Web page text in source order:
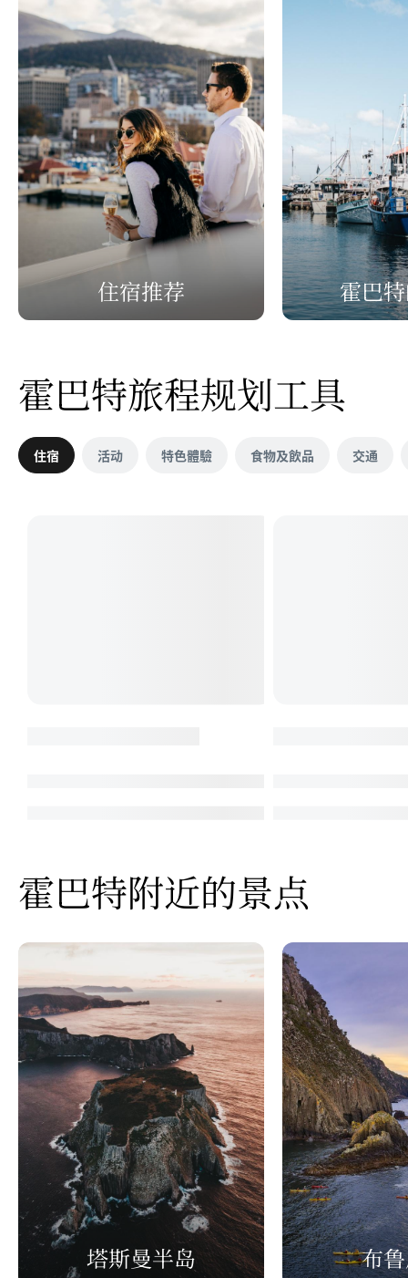
住宿推荐 霍巴
霍巴特旅程规划工具
住宿 活动 特色體驗 食物及飲品 交通
霍巴特附近的景点
塔斯曼半岛 布